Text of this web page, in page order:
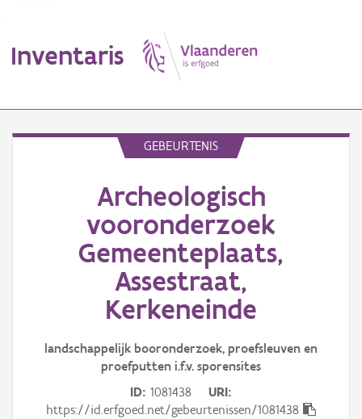
Inventaris
Aanduidingsobject
Persoon of collectief
Downloads
GEBEURTENIS
Archeologisch
vooronderzoek
Gemeenteplaats,
Assestraat,
Kerkeneinde
landschappelijk booronderzoek, proefsleuven en
proefputten i.f.v. sporensites
ID 1081438
URI
https://id.erfgoed.net/gebeurtenissen/1081438